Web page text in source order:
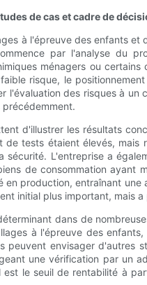
de cas et cadre de
à l'épreuve des enfants
par l'analyse du
ménagers ou
risque, le
l'évaluation des risques à
d'illustrer les résultats
tests étaient élevés, mais
sécurité. L'entreprise a
de consommation
production, entraînant une
initial plus important, mais
dans de
à l'épreuve des
peuvent envisager d'autres
une vérification par un
le seuil de rentabilité à